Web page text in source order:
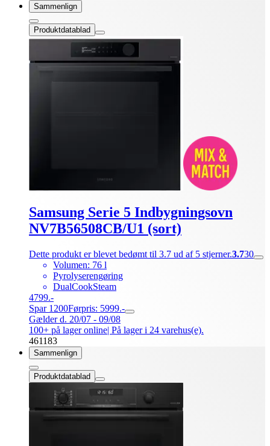
Sammenlign
Produktdatablad
Samsung Serie 5 Indbygningsovn
NV7B56508CB/U1 (sort)
Dette produkt er blevet bedømt til 3.7 ud af 5 stjerner.3.730
Volumen: 76 l
Pyrolyserengøring
DualCookSteam
4799.-
Spar 1200Førpris: 5999.-
Gælder d. 20/07 - 09/08
100+ på lager online| På lager i 24 varehus(e).
461183
Sammenlign
Produktdatablad